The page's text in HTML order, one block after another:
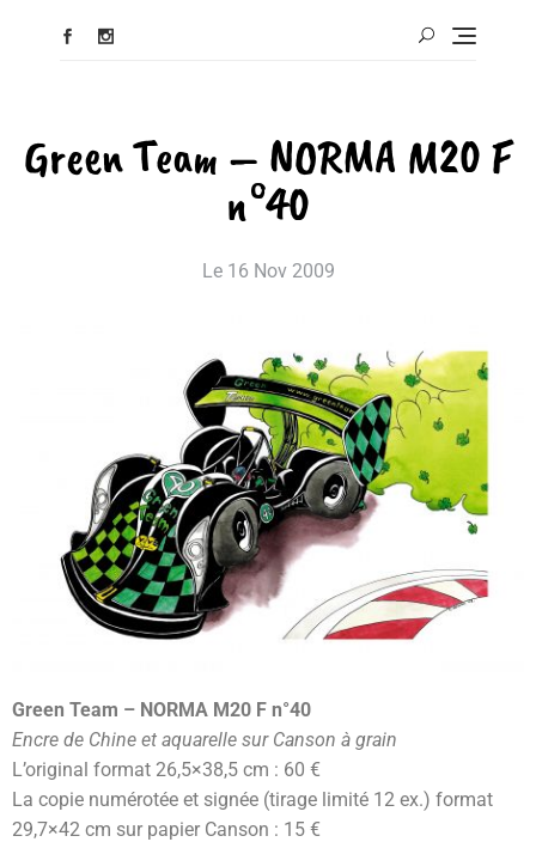
Green Team – NORMA M20 F
n°40
Le 16 Nov 2009
Green Team – NORMA M20 F n°40
Encre de Chine et aquarelle sur Canson à grain
L’original format 26,5×38,5 cm : 60 €
La copie numérotée et signée (tirage limité 12 ex.) format
29,7×42 cm sur papier Canson : 15 €